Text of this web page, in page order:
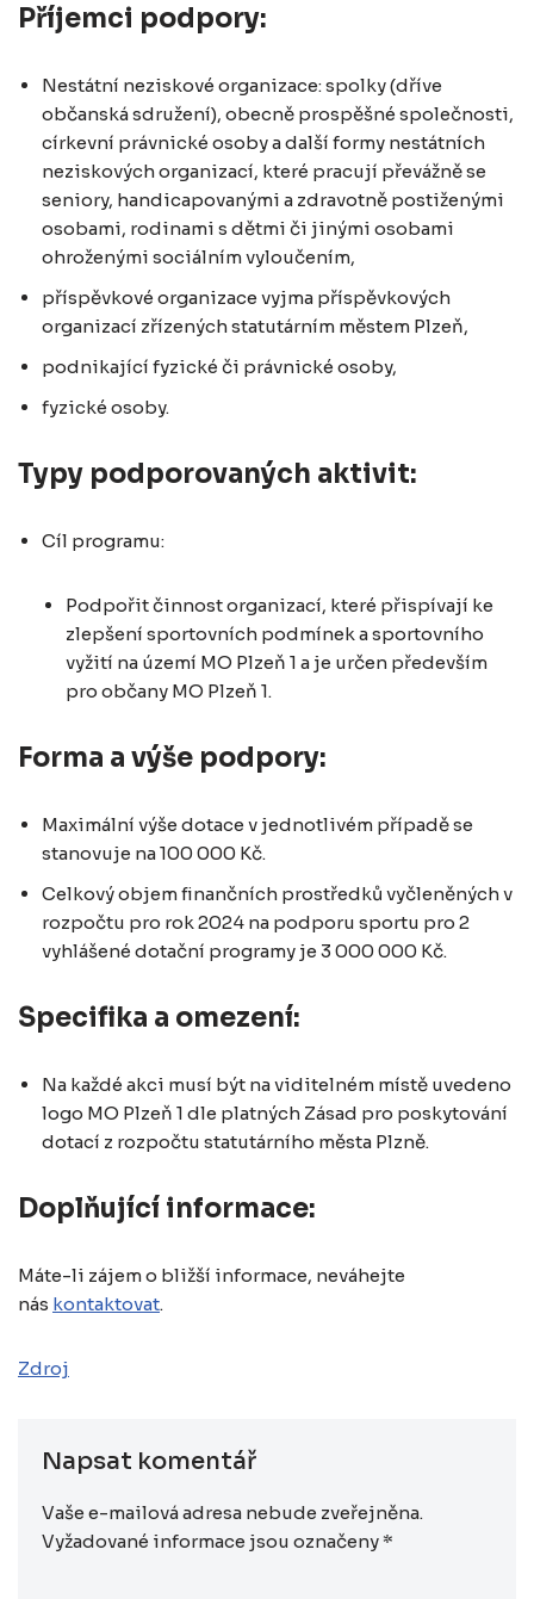
Příjemci podpory:
Nestátní neziskové organizace: spolky (dříve
občanská sdružení), obecně prospěšné společnosti,
církevní právnické osoby a další formy nestátních
neziskových organizací, které pracují převážně se
seniory, handicapovanými a zdravotně postiženými
osobami, rodinami s dětmi či jinými osobami
ohroženými sociálním vyloučením,
příspěvkové organizace vyjma příspěvkových
organizací zřízených statutárním městem Plzeň,
podnikající fyzické či právnické osoby,
fyzické osoby.
Typy podporovaných aktivit:
Cíl programu:
Podpořit činnost organizací, které přispívají ke
zlepšení sportovních podmínek a sportovního
vyžití na území MO Plzeň 1 a je určen především
pro občany MO Plzeň 1.
Forma a výše podpory:
Maximální výše dotace v jednotlivém případě se
stanovuje na 100 000 Kč.
Celkový objem finančních prostředků vyčleněných v
rozpočtu pro rok 2024 na podporu sportu pro 2
vyhlášené dotační programy je 3 000 000 Kč.
Specifika a omezení:
Na každé akci musí být na viditelném místě uvedeno
logo MO Plzeň 1 dle platných Zásad pro poskytování
dotací z rozpočtu statutárního města Plzně.
Doplňující informace:
Máte-li zájem o bližší informace, neváhejte
nás kontaktovat.
Zdroj
Napsat komentář
Vaše e-mailová adresa nebude zveřejněna.
Vyžadované informace jsou označeny *